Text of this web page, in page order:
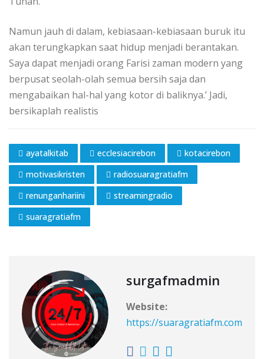
Namun jauh di dalam, kebiasaan-kebiasaan buruk itu
akan terungkapkan saat hidup menjadi berantakan.
Saya dapat menjadi orang Farisi zaman modern yang
berpusat seolah-olah semua bersih saja dan
mengabaikan hal-hal yang kotor di baliknya.’ Jadi,
bersikaplah realistis
ayatalkitab ecclesiacirebon
kotacirebon
motivasikristen
radiosuaragratiafm
renunganhariini
streamingradio
suaragratiafm
surgafmadmin
Website:
https://suaragratiafm.com